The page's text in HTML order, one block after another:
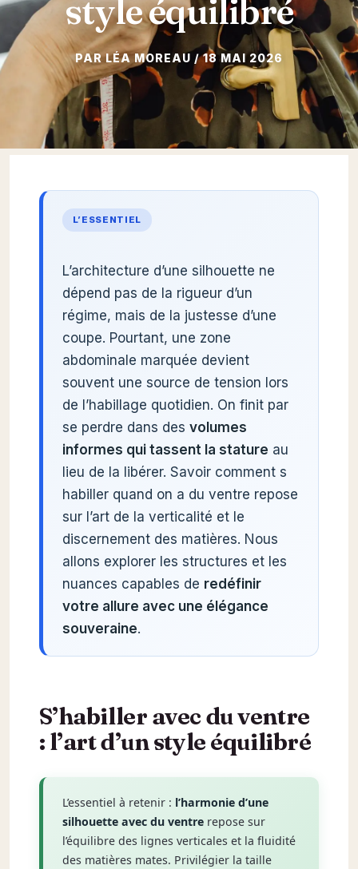
style équilibré
18 MAI 2026
L’ESSENTIEL
L’architecture d’une silhouette ne
dépend pas de la rigueur d’un
régime, mais de la justesse d’une
coupe. Pourtant, une zone
abdominale marquée devient
souvent une source de tension lors
de l’habillage quotidien. On finit par
se perdre dans des volumes
informes qui tassent la stature au
lieu de la libérer. Savoir comment s
habiller quand on a du ventre repose
sur l’art de la verticalité et le
discernement des matières. Nous
allons explorer les structures et les
nuances capables de redéfinir
votre allure avec une élégance
souveraine.
S’habiller avec du ventre
: l’art d’un style équilibré
L’essentiel à retenir : l’harmonie d’une
silhouette avec du ventrerepose sur
l’équilibre des lignes verticales et la fluidité
des matières mates. Privilégier la taille